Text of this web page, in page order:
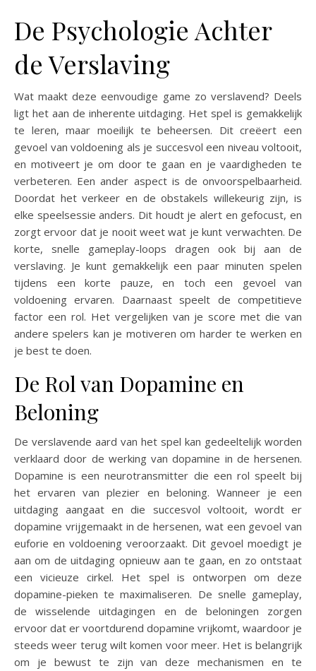
De Psychologie Achter
de Verslaving
Wat maakt deze eenvoudige game zo verslavend? Deels
ligt het aan de inherente uitdaging. Het spel is gemakkelijk
te leren, maar moeilijk te beheersen. Dit creëert een
gevoel van voldoening als je succesvol een niveau voltooit,
en motiveert je om door te gaan en je vaardigheden te
verbeteren. Een ander aspect is de onvoorspelbaarheid.
Doordat het verkeer en de obstakels willekeurig zijn, is
elke speelsessie anders. Dit houdt je alert en gefocust, en
zorgt ervoor dat je nooit weet wat je kunt verwachten. De
korte, snelle gameplay-loops dragen ook bij aan de
verslaving. Je kunt gemakkelijk een paar minuten spelen
tijdens een korte pauze, en toch een gevoel van
voldoening ervaren. Daarnaast speelt de competitieve
factor een rol. Het vergelijken van je score met die van
andere spelers kan je motiveren om harder te werken en
je best te doen.
De Rol van Dopamine en
Beloning
De verslavende aard van het spel kan gedeeltelijk worden
verklaard door de werking van dopamine in de hersenen.
Dopamine is een neurotransmitter die een rol speelt bij
het ervaren van plezier en beloning. Wanneer je een
uitdaging aangaat en die succesvol voltooit, wordt er
dopamine vrijgemaakt in de hersenen, wat een gevoel van
euforie en voldoening veroorzaakt. Dit gevoel moedigt je
aan om de uitdaging opnieuw aan te gaan, en zo ontstaat
een vicieuze cirkel. Het spel is ontworpen om deze
dopamine-pieken te maximaliseren. De snelle gameplay,
de wisselende uitdagingen en de beloningen zorgen
ervoor dat er voortdurend dopamine vrijkomt, waardoor je
steeds weer terug wilt komen voor meer. Het is belangrijk
om je bewust te zijn van deze mechanismen en te